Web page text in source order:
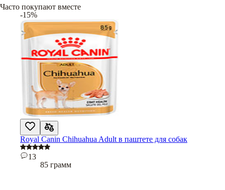
Часто покупают вместе
-15%
Royal Canin Chihuahua Adult в паштете для собак
13
85 грамм